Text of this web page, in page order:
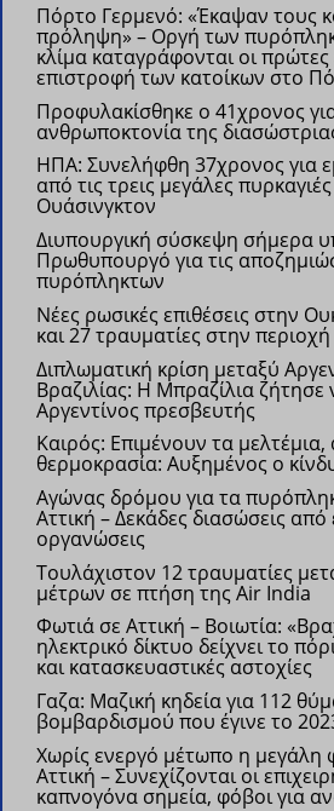
Πόρτο Γερμενό: «Έκαψαν τους
πρόληψη» – Οργή των
κλίμα καταγράφονται οι
επιστροφή των κατοίκων στο
Προφυλακίσθηκε ο 41χρονος
ανθρωποκτονία της
ΗΠΑ: Συνελήφθη 37χρονος για
από τις τρεις μεγάλες
Ουάσινγκτον
Διυπουργική σύσκεψη σήμερα
Πρωθυπουργό για τις
πυρόπληκτων
Νέες ρωσικές επιθέσεις στην
και 27 τραυματίες στην
Διπλωματική κρίση μεταξύ
Βραζιλίας: Η Μπραζίλια
Αργεντίνος πρεσβευτής
Kαιρός: Επιμένουν τα μελτέμια,
θερμοκρασία: Αυξημένος ο
Αγώνας δρόμου για τα
Αττική – Δεκάδες διασώσεις από
οργανώσεις
Τουλάχιστον 12 τραυματίες
μέτρων σε πτήση της Air India
Φωτιά σε Αττική – Βοιωτία:
ηλεκτρικό δίκτυο δείχνει το
και κατασκευαστικές αστοχίες
Γαζα: Μαζική κηδεία για 112
βομβαρδισμού που έγινε το
Χωρίς ενεργό μέτωπο η μεγάλη
Αττική – Συνεχίζονται οι
καπνογόνα σημεία, φόβοι για